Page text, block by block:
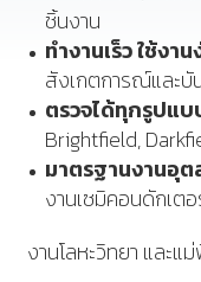
ชิ้นงาน
ทำงานเร็ว ใช้งา
สังเกตการณ์และ
ตรวจได้ทุกรูปแบ
Brightfield,
มาตรฐานงานอุต
งานเซมิคอนดักเต
งานโลหะวิทยา และแ